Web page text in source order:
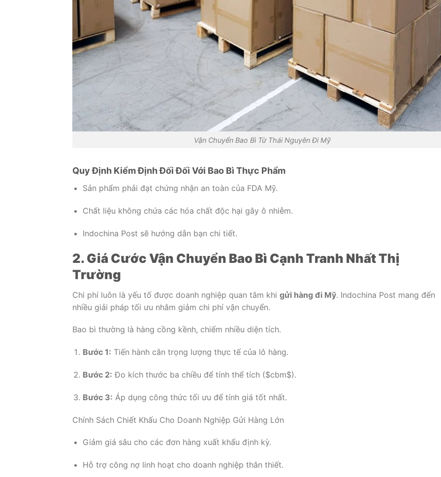
Vận Chuyển Bao Bì Từ Thái Nguyên Đi Mỹ
Quy Định Kiểm Định Đối Đối Với Bao Bì Thực Phẩm
Sản phẩm phải đạt chứng nhận an toàn của FDA Mỹ.
Chất liệu không chứa các hóa chất độc hại gây ô nhiễm.
Indochina Post sẽ hướng dẫn bạn chi tiết.
2. Giá Cước Vận Chuyển Bao Bì Cạnh Tranh Nhất Thị
Trường
Chi phí luôn là yếu tố được doanh nghiệp quan tâm khi gửi hàng đi Mỹ. Indochina Post mang đến
nhiều giải pháp tối ưu nhằm giảm chi phí vận chuyển.
Bao bì thường là hàng cồng kềnh, chiếm nhiều diện tích.
Bước 1: Tiến hành cân trọng lượng thực tế của lô hàng.
Bước 2: Đo kích thước ba chiều để tính thể tích ($cbm$).
Bước 3: Áp dụng công thức tối ưu để tính giá tốt nhất.
Chính Sách Chiết Khấu Cho Doanh Nghiệp Gửi Hàng Lớn
Giảm giá sâu cho các đơn hàng xuất khẩu định kỳ.
Hỗ trợ công nợ linh hoạt cho doanh nghiệp thân thiết.